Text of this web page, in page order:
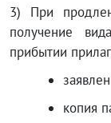
3) При
получение
прибытии
копия